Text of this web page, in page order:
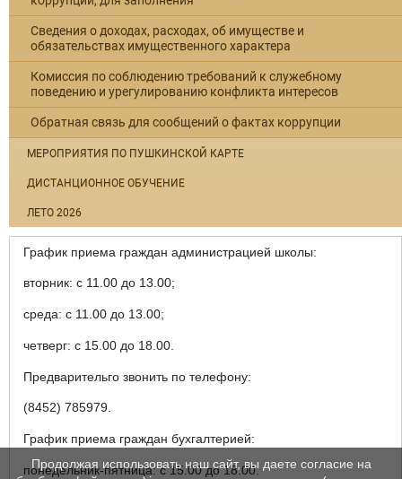
Сведения о доходах, расходах, об имуществе и
обязательствах имущественного характера
Комиссия по соблюдению требований к служебному
поведению и урегулированию конфликта интересов
Обратная связь для сообщений о фактах коррупции
МЕРОПРИЯТИЯ ПО ПУШКИНСКОЙ КАРТЕ
ДИСТАНЦИОННОЕ ОБУЧЕНИЕ
ЛЕТО 2026
График приема граждан администрацией школы:
вторник: с 11.00 до 13.00;
среда: с 11.00 до 13.00;
четверг: с 15.00 до 18.00.
Предварительго звонить по телефону:
(8452) 785979.
График приема граждан бухгалтерией:
понедельник-пятница: с 15.00 до 18.00.
Продолжая использовать наш сайт, вы даете согласие на